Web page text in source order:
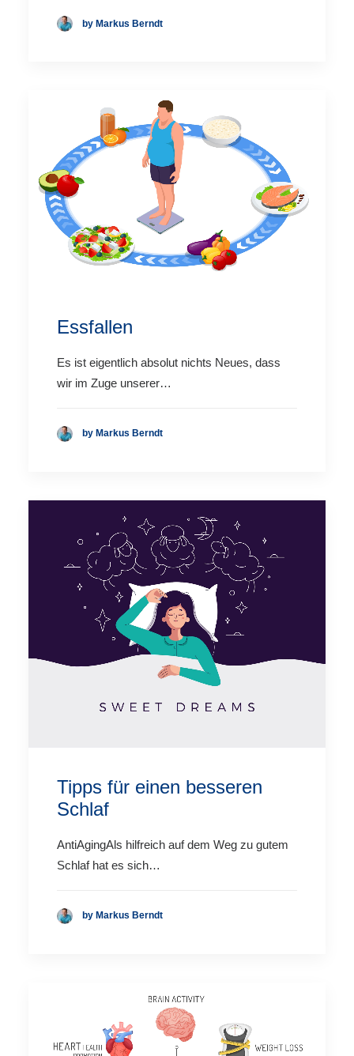
by Markus Berndt
Essfallen
Es ist eigentlich absolut nichts Neues, dass
wir im Zuge unserer…
by Markus Berndt
Tipps für einen besseren
Schlaf
AntiAgingAls hilfreich auf dem Weg zu gutem
Schlaf hat es sich…
by Markus Berndt